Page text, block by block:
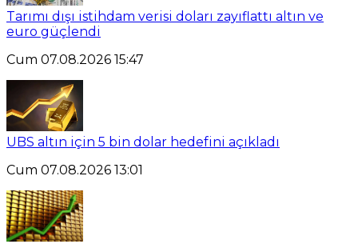
Tarımı dışı istihdam verisi doları zayıflattı altın ve
euro güçlendi
Cum 07.08.2026 15:47
UBS altın için 5 bin dolar hedefini açıkladı
Cum 07.08.2026 13:01